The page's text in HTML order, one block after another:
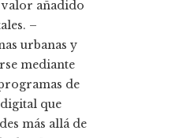
valor añadido
–
urbanas y
mediante
de
que
más allá de